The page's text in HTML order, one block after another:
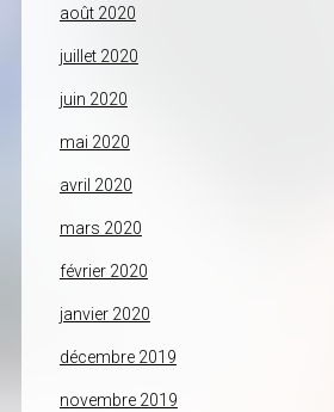
août 2020
juillet 2020
juin 2020
mai 2020
avril 2020
mars 2020
février 2020
janvier 2020
décembre 2019
novembre 2019